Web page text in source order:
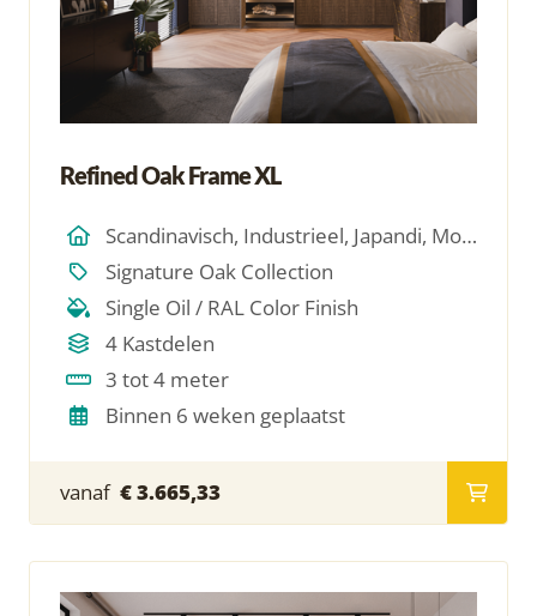
Refined Oak Frame XL
Scandinavisch, Industrieel, Japandi, Modern, Hotel Chique, Minimalistich
Signature Oak Collection
Single Oil / RAL Color Finish
4 Kastdelen
3 tot 4 meter
Binnen 6 weken geplaatst
vanaf € 3.665,33